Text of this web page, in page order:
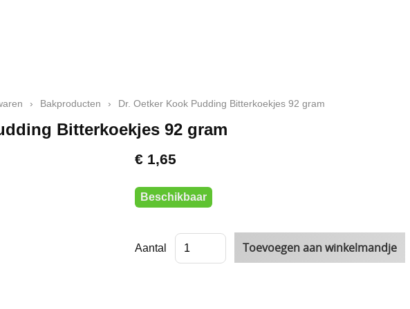
› Bakproducten › Dr. Oetker Kook Pudding Bitterkoekjes 92 gram
Bitterkoekjes 92 gram
€ 1,65
Beschikbaar
Aantal